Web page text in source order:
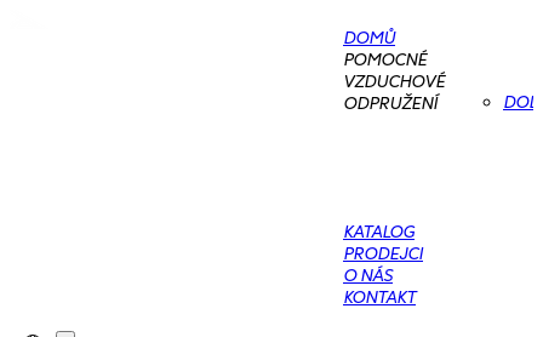
DOMŮ
POMOCNÉ
VZDUCHOVÉ
ODPRUŽENÍ
KATALOG
PRODEJCI
O NÁS
KONTAKT